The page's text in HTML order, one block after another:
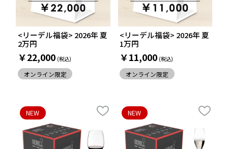
<リーデル福袋> 2026年 夏
2万円
￥22,000
オンライン限定
<リーデル福袋> 2026年 夏
1万円
￥11,000
オンライン限定
NEW NEW